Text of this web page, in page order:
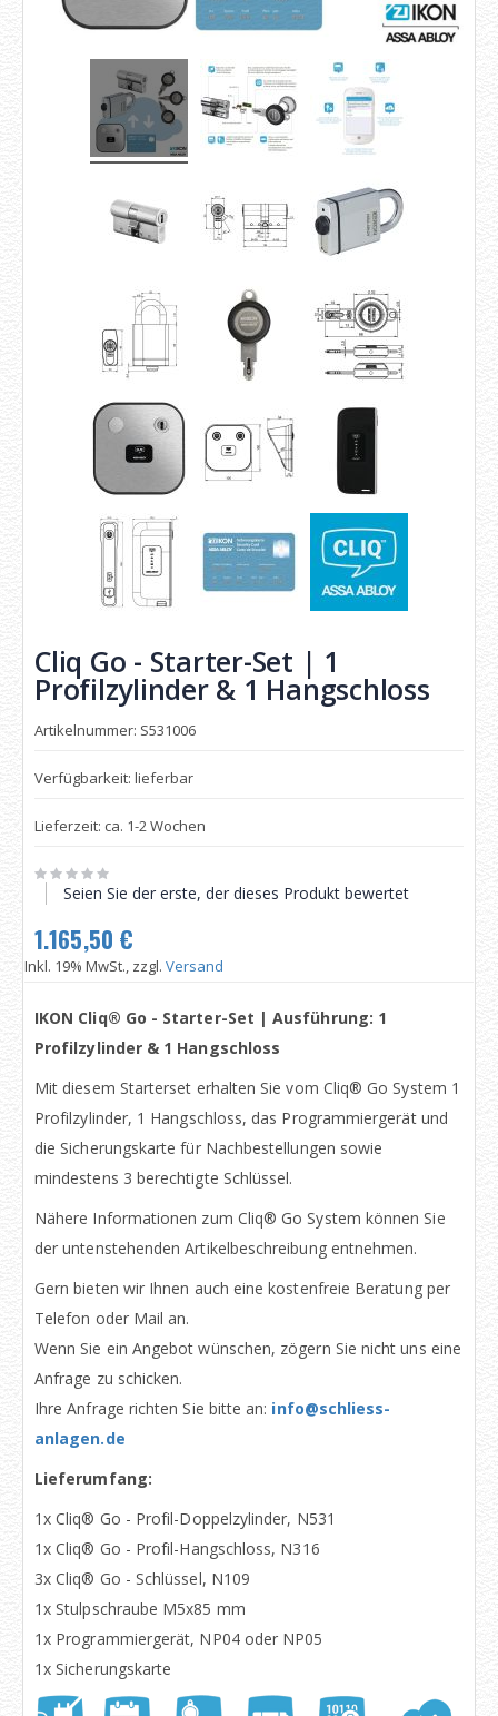
Cliq Go - Starter-Set | 1
Profilzylinder & 1 Hangschloss
Artikelnummer: S531006
Verfügbarkeit: lieferbar
Lieferzeit: ca. 1-2 Wochen
Seien Sie der erste, der dieses Produkt bewertet
1.165,50 €
Inkl. 19% MwSt., zzgl. Versand
IKON Cliq® Go - Starter-Set | Ausführung: 1
Profilzylinder & 1 Hangschloss
Mit diesem Starterset erhalten Sie vom Cliq® Go System 1
Profilzylinder, 1 Hangschloss, das Programmiergerät und
die Sicherungskarte für Nachbestellungen sowie
mindestens 3 berechtigte Schlüssel.
Nähere Informationen zum Cliq® Go System können Sie
der untenstehenden Artikelbeschreibung entnehmen.
Gern bieten wir Ihnen auch eine kostenfreie Beratung per
Telefon oder Mail an.
Wenn Sie ein Angebot wünschen, zögern Sie nicht uns eine
Anfrage zu schicken.
Ihre Anfrage richten Sie bitte an: info@schliess-
anlagen.de
Lieferumfang:
1x Cliq® Go - Profil-Doppelzylinder, N531
1x Cliq® Go - Profil-Hangschloss, N316
3x Cliq® Go - Schlüssel, N109
1x Stulpschraube M5x85 mm
1x Programmiergerät, NP04 oder NP05
1x Sicherungskarte